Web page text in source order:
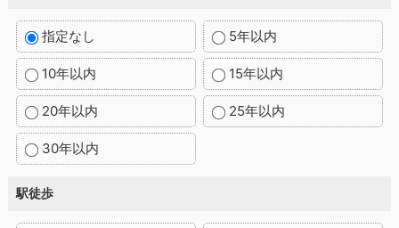
指定なし 5年以内
10年以内 15年以内
20年以内 25年以内
30年以内
駅徒歩